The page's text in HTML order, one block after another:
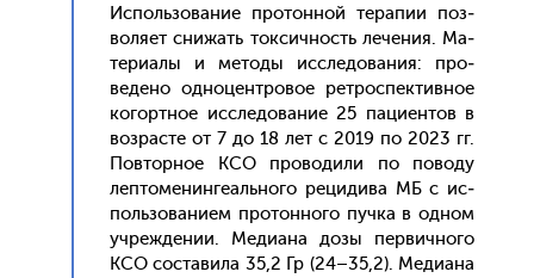
Ис­поль­зо­вание про­тон­ной те­рапии поз­
во­ля­ет сни­жать ток­сичность ле­чения. Ма­
тери­алы и ме­тоды ис­сле­дова­ния: про­
веде­но од­но­цен­тро­вое рет­роспек­тивное
ко­гор­тное ис­сле­дова­ние 25 па­ци­ен­тов в
воз­расте от 7 до 18 лет с 2019 по 2023 гг.
Пов­торное КСО про­води­ли по по­воду
леп­то­менин­ге­аль­но­го ре­циди­ва МБ с ис­
поль­зо­вани­ем про­тон­но­го пуч­ка в од­ном
уч­режде­нии. Ме­ди­ана до­зы пер­вично­го
КСО сос­та­вила 35,2 Гр (24–35,2). Ме­ди­ана